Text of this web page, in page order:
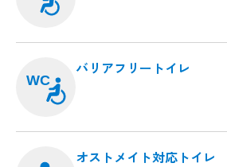
WC
バリアフリートイレ
オストメイト対応トイレ